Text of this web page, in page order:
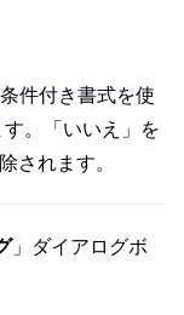
条件付き書式を使
。「いいえ」を
されます。
」ダイアログボ